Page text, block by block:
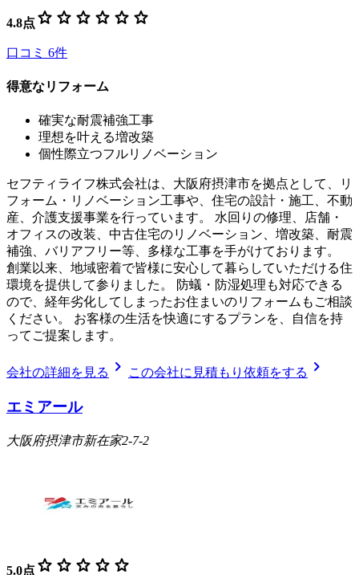
4.8点 star star star star star star
口コミ 6件
得意なリフォーム
確実な耐震補強工事
理想を叶える増改築
個性際立つフルリノベーション
セフティライフ株式会社は、大阪府摂津市を拠点として、リ
フォーム・リノベーション工事や、住宅の設計・施工、不動
産、介護支援事業を行っています。 水回りの修理、店舗・
オフィスの改装、中古住宅のリノベーション、増改築、耐震
補強、バリアフリー等、多様な工事を手がけております。
創業以来、地域密着で皆様に安心して暮らしていただける住
環境を提供して参りました。 防蟻・防湿処理も対応できる
ので、経年劣化してしまったお住まいのリフォームもご相談
ください。 お客様の生活を快適にするプランを、自信を持
ってご提案します。
会社の詳細を見る chevron_right この会社に見積もり依頼をする chevron_right
エミアール
大阪府摂津市新在家2-7-2
5.0点 star star star star star